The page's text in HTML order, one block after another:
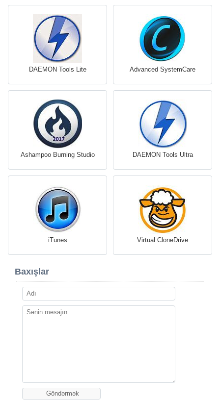
DAEMON Tools Lite Advanced SystemCare
Ashampoo Burning Studio DAEMON Tools Ultra
iTunes Virtual CloneDrive
Baxışlar